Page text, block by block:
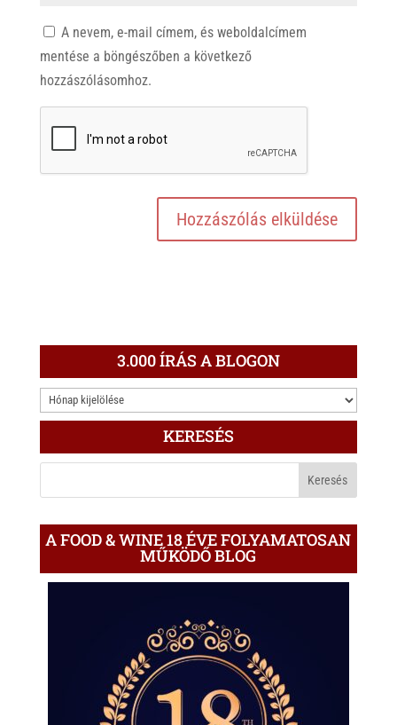
A nevem, e-mail címem, és weboldalcímem
mentése a böngészőben a következő
hozzászólásomhoz.
3.000 ÍRÁS A BLOGON
3.000
ÍRÁS
BLOGON
KERESÉS
A FOOD & WINE 18 ÉVE FOLYAMATOSAN
MŰKÖDŐ BLOG